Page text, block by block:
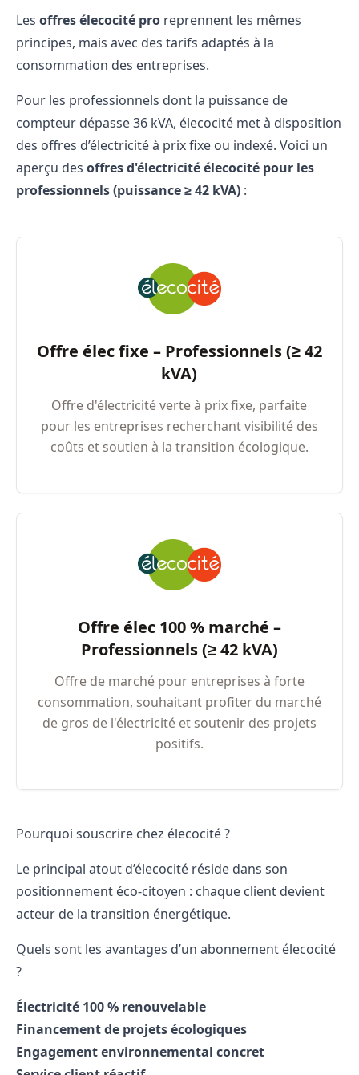
Les offres élecocité pro reprennent les mêmes
principes, mais avec des tarifs adaptés à la
consommation des entreprises.
Pour les professionnels dont la puissance de
compteur dépasse 36 kVA, élecocité met à disposition
des offres d’électricité à prix fixe ou indexé. Voici un
aperçu des offres d'électricité élecocité pour les
professionnels (puissance ≥ 42 kVA) :
Offre élec fixe – Professionnels (≥ 42
kVA)
Offre d'électricité verte à prix fixe, parfaite
pour les entreprises recherchant visibilité des
coûts et soutien à la transition écologique.
Offre élec 100 % marché –
Professionnels (≥ 42 kVA)
Offre de marché pour entreprises à forte
consommation, souhaitant profiter du marché
de gros de l'électricité et soutenir des projets
positifs.
Pourquoi souscrire chez élecocité ?
Le principal atout d’élecocité réside dans son
positionnement éco-citoyen : chaque client devient
acteur de la transition énergétique.
Quels sont les avantages d’un abonnement élecocité
?
Électricité 100 % renouvelable
Financement de projets écologiques
Engagement environnemental concret